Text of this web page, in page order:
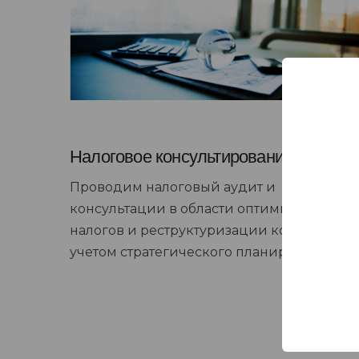
Налоговое консультирование
Проводим налоговый аудит и
консультации в области оптимизации
налогов и реструктуризации компании с
учетом стратегического планирования